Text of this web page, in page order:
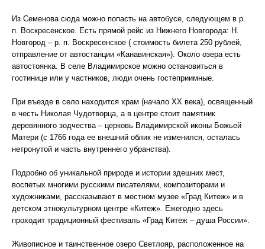
Из Семенова сюда можно попасть на автобусе, следующем в р.
п. Воскресенское. Есть прямой рейс из Нижнего Новгорода: Н.
Новгород – р. п. Воскресенское ( стоимость билета 250 рублей,
отправление от автостанции «Канавинская»). Около озера есть
автостоянка. В селе Владимирское можно остановиться в
гостинице или у частников, люди очень гостеприимные.
При въезде в село находится храм (начало XX века), освященный
в честь Николая Чудотворца, а в центре стоит памятник
деревянного зодчества – церковь Владимирской иконы Божьей
Матери (с 1766 года ее внешний облик не изменился, осталась
нетронутой и часть внутреннего убранства).
Подробно об уникальной природе и истории здешних мест,
воспетых многими русскими писателями, композиторами и
художниками, рассказывают в местном музее «Град Китеж» и в
детском этнокультурном центре «Китеж». Ежегодно здесь
проходит традиционный фестиваль «Град Китеж – душа России».
Живописное и таинственное озеро Светлояр, расположенное на